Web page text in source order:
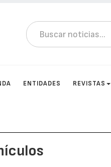
ENTIDADES REVISTAS